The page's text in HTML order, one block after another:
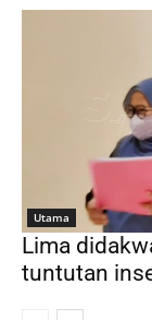
Utama
Lima
tuntutan